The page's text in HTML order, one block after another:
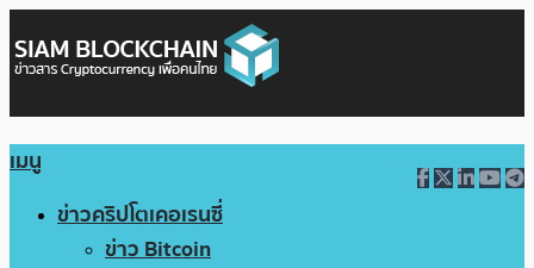
เมนู
ข่าวคริปโตเคอเรนซี่
ข่าว Bitcoin